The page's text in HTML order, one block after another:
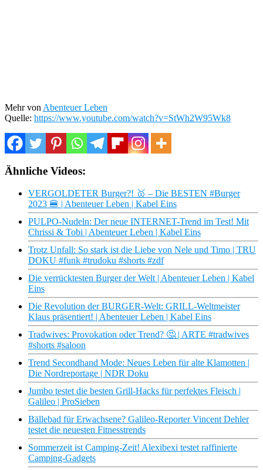
Mehr von Abenteuer Leben
Quelle: https://www.youtube.com/watch?v=StWh2W95Wk8
Ähnliche Videos:
VERGOLDETER Burger?! 🥇 – Die BESTEN #Burger
2023 🍔 | Abenteuer Leben | Kabel Eins
PULPO-Nudeln: Der neue INTERNET-Trend im Test! Mit
Chrissi & Tobi | Abenteuer Leben | Kabel Eins
Trotz Unfall: So stark ist die Liebe von Nele und Timo | TRU
DOKU #funk #trudoku #shorts #zdf
Die verrücktesten Burger der Welt | Abenteuer Leben | Kabel
Eins
Die Revolution der BURGER-Welt: GRILL-Weltmeister
Klaus präsentiert! | Abenteuer Leben | Kabel Eins
Tradwives: Provokation oder Trend? 🤔 | ARTE #tradwives
#shorts #saloon
Trend Secondhand Mode: Neues Leben für alte Klamotten |
Die Nordreportage | NDR Doku
Jumbo testet die besten Grill-Hacks für perfektes Fleisch |
Galileo | ProSieben
Bällebad für Erwachsene? Galileo-Reporter Vincent Dehler
testet die neuesten Fitnesstrends
Sommerzeit ist Camping-Zeit! Alexibexi testet raffinierte
Camping-Gadgets